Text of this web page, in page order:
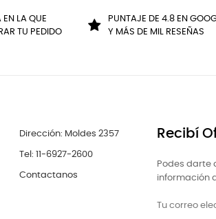
EN LA QUE
TU PEDIDO
PUNTAJE DE 4.8 EN
Y MÁS DE MIL RESEÑAS
Dirección: Moldes 2357
Tel: 11-6927-2600
Contactanos
Recibí
Podes darte
información